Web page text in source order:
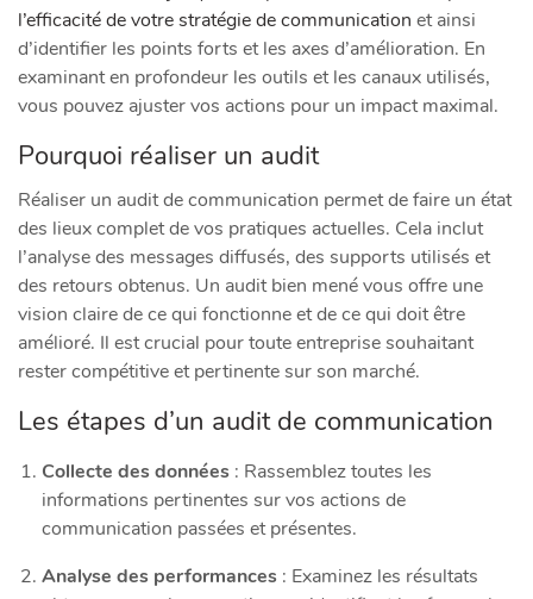
l’efficacité de votre stratégie de communication et ainsi
d’identifier les points forts et les axes d’amélioration. En
examinant en profondeur les outils et les canaux utilisés,
vous pouvez ajuster vos actions pour un impact maximal.
Pourquoi réaliser un audit
Réaliser un audit de communication permet de faire un état
des lieux complet de vos pratiques actuelles. Cela inclut
l’analyse des messages diffusés, des supports utilisés et
des retours obtenus. Un audit bien mené vous offre une
vision claire de ce qui fonctionne et de ce qui doit être
amélioré. Il est crucial pour toute entreprise souhaitant
rester compétitive et pertinente sur son marché.
Les étapes d’un audit de communication
Collecte des données : Rassemblez toutes les
informations pertinentes sur vos actions de
communication passées et présentes.
Analyse des performances : Examinez les résultats